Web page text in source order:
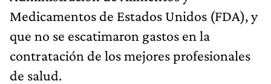
Medicamentos de Estados Unidos (FDA), y
que no se escatimaron gastos en la
contratación de los mejores profesionales
de salud.